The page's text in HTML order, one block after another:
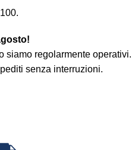
siamo regolarmente operativi.
senza interruzioni.